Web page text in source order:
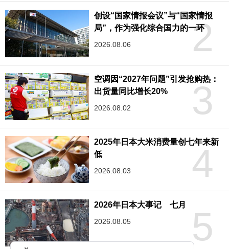
2
创设“国家情报会议”与“国家情报
局”，作为强化综合国力的一环
2026.08.06
3
空调因“2027年问题”引发抢购热：
出货量同比增长20%
2026.08.02
4
2025年日本大米消费量创七年来新
低
2026.08.03
5
2026年日本大事记 七月
2026.08.05